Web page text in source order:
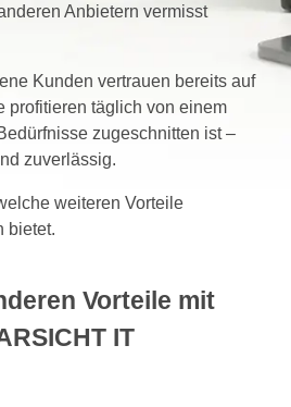
Anbietern vermisst
Kunden vertrauen bereits auf
profitieren täglich von einem
zugeschnitten ist –
zuverlässig.
weiteren Vorteile
bietet.
Vorteile mit
IT